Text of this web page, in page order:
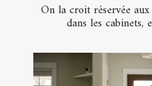
On la croit réservée aux
dans les cabinets,